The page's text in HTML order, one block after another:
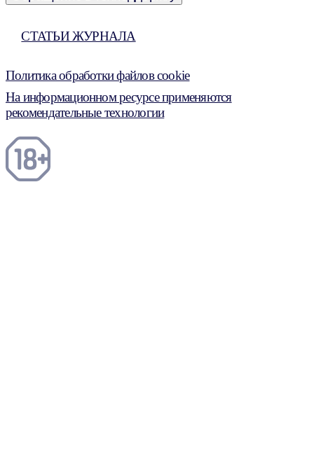
СТАТЬИ ЖУРНАЛА
Политика обработки файлов cookie
На информационном ресурсе применяются
рекомендательные технологии